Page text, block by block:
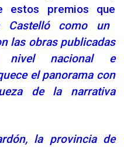
estos premios que
Castelló como un
las obras publicadas
nacional e
el panorama con
de la narrativa
la provincia de